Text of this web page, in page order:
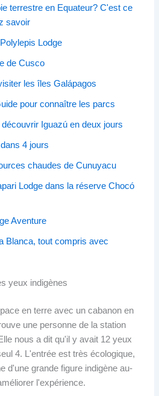
terrestre en Equateur? C'est ce
savoir
Lodge
de Cusco
les îles Galápagos
pour connaître les parcs
Iguazú en deux jours
4 jours
chaudes de Cunuyacu
Lodge dans la réserve Chocó
Aventure
Blanca, tout compris avec
yeux indigènes
en terre avec un cabanon en
une personne de la station
nous a dit qu'il y avait 12 yeux
4. L'entrée est très écologique,
d'une grande figure indigène au-
l'expérience.